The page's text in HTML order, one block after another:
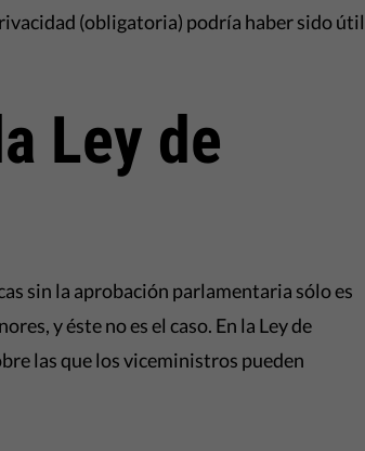
(obligatoria) podría haber sido útil
Ley de
sin la aprobación parlamentaria sólo es
y éste no es el caso. En la Ley de
las que los viceministros pueden